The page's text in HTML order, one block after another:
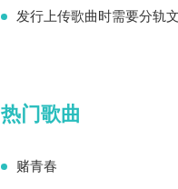
发行上传歌曲时需要分轨
热门歌曲
赌青春